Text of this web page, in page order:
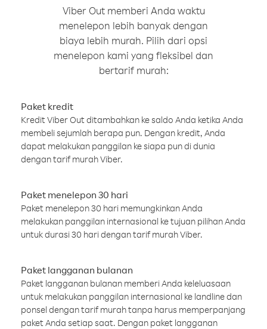
Viber Out memberi Anda waktu
menelepon lebih banyak dengan
biaya lebih murah. Pilih dari opsi
menelepon kami yang fleksibel dan
bertarif murah:
Paket kredit
Kredit Viber Out ditambahkan ke saldo Anda ketika Anda
membeli sejumlah berapa pun. Dengan kredit, Anda
dapat melakukan panggilan ke siapa pun di dunia
dengan tarif murah Viber.
Paket menelepon 30 hari
Paket menelepon 30 hari memungkinkan Anda
melakukan panggilan internasional ke tujuan pilihan Anda
untuk durasi 30 hari dengan tarif murah Viber.
Paket langganan bulanan
Paket langganan bulanan memberi Anda keleluasaan
untuk melakukan panggilan internasional ke landline dan
ponsel dengan tarif murah tanpa harus memperpanjang
paket Anda setiap saat. Dengan paket langganan